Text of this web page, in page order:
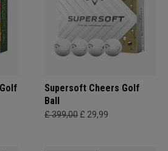
Supersoft Cheers Golf
Ball
£ 399,00 £ 29,99